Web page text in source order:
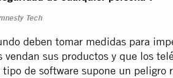
Tech
deben tomar medidas para
sus productos y que los
de software supone un peligro